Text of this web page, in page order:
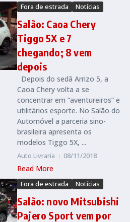
Fora de estrada Notícias
Salão: Caoa Chery
Tiggo 5X e 7
chegando; 8 vem
depois
Depois do sedã Arrizo 5, a
Caoa Chery volta a se
concentrar em “aventureiros” e
utilitários esporte. No Salão do
Automóvel a parceria sino-
brasileira apresenta os
modelos Tiggo 5X, ...
Auto Livraria 08/11/2018
Read More
Fora de estrada Notícias
Salão: novo Mitsubishi
Pajero Sport vem por